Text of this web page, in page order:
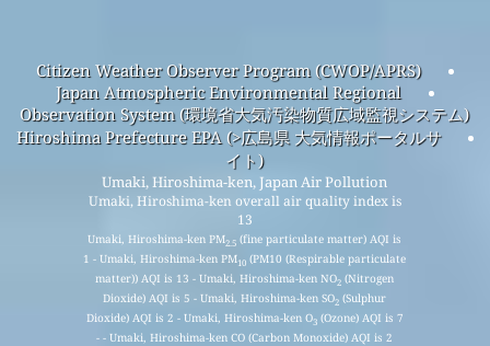
Citizen Weather Observer Program (CWOP/APRS)
Japan Atmospheric Environmental Regional
Observation System (環境省大気汚染物質広域監視システム)
Hiroshima Prefecture EPA (>広島県 大気情報ポータルサ
イト)
Umaki, Hiroshima-ken, Japan Air Pollution
Umaki, Hiroshima-ken overall air quality index is
13
Umaki, Hiroshima-ken PM2.5(fine particulate matter) AQI is
1 - Umaki, Hiroshima-ken PM10(PM10 (Respirable particulate
matter)) AQI is 13 - Umaki, Hiroshima-ken NO 2(Nitrogen
Dioxide) AQI is 5 - Umaki, Hiroshima-ken SO 2(Sulphur
Dioxide) AQI is 2 - Umaki, Hiroshima-ken O 3(Ozone) AQI is 7
- Umaki, Hiroshima-ken CO (Carbon Monoxide) AQI is 2 -